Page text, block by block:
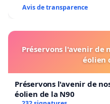
Avis de transparence
Préservons l'avenir de
éolien
Préservons l'avenir de
éolien de la N90